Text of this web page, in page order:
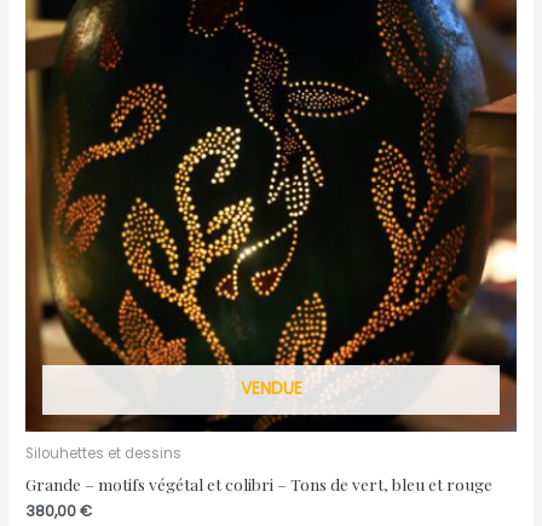
VENDUE
Silouhettes et dessins
Grande – motifs végétal et colibri – Tons de vert, bleu et rouge
380,00€